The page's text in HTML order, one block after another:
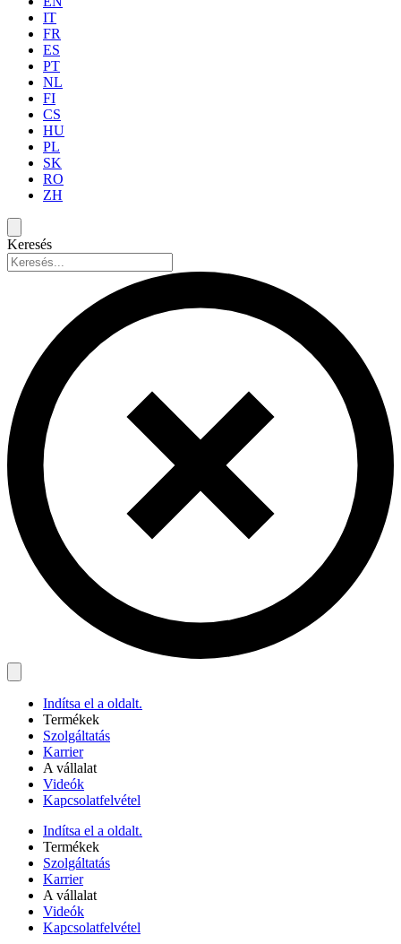
IT
FR
ES
PT
NL
FI
CS
HU
PL
SK
RO
ZH
Keresés
Indítsa el a oldalt.
Termékek
Szolgáltatás
Karrier
A vállalat
Videók
Kapcsolatfelvétel
Indítsa el a oldalt.
Termékek
Szolgáltatás
Karrier
A vállalat
Videók
Kapcsolatfelvétel